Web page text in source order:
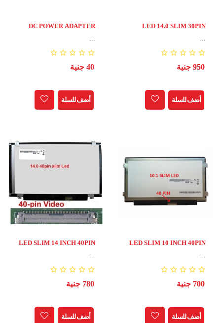
LED 14.0 SLIM 30PIN
...
950 جنية
أضف للسلة
DC POWER ADAPTER
...
40 جنية
أضف للسلة
LED SLIM 10 INCH 40PIN
...
700 جنية
أضف للسلة
LED SLIM 14 INCH 40PIN
...
780 جنية
أضف للسلة